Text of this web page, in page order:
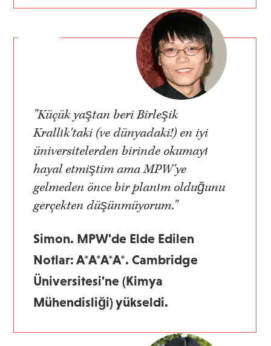
"Küçük yaştan beri Birleşik
Krallık'taki (ve dünyadaki!) en iyi
üniversitelerden birinde okumayı
hayal etmiştim ama MPW'ye
gelmeden önce bir planım olduğunu
gerçekten düşünmüyorum."
Simon. MPW'de Elde Edilen
Notlar: A*A*A*A*. Cambridge
Üniversitesi'ne (Kimya
Mühendisliği) yükseldi.